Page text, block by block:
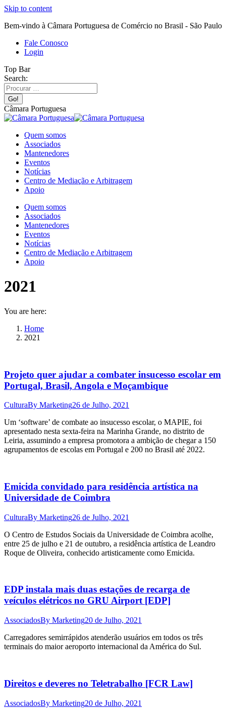
Skip to content
Bem-vindo à Câmara Portuguesa de Comércio no Brasil - São Paulo
Fale Conosco
Login
Top Bar
Search:
Câmara Portuguesa
Quem somos
Associados
Mantenedores
Eventos
Notícias
Centro de Mediação e Arbitragem
Apoio
Quem somos
Associados
Mantenedores
Eventos
Notícias
Centro de Mediação e Arbitragem
Apoio
2021
You are here:
Home
2021
Projeto quer ajudar a combater insucesso escolar em
Portugal, Brasil, Angola e Moçambique
CulturaBy Marketing26 de Julho, 2021
Um ‘software’ de combate ao insucesso escolar, o MAPIE, foi
apresentado nesta sexta-feira na Marinha Grande, no distrito de
Leiria, assumindo a empresa promotora a ambição de chegar a 150
agrupamentos de escolas em Portugal e 200 no Brasil até 2022.
Emicida convidado para residência artística na
Universidade de Coimbra
CulturaBy Marketing26 de Julho, 2021
O Centro de Estudos Sociais da Universidade de Coimbra acolhe,
entre 25 de julho e 21 de outubro, a residência artística de Leandro
Roque de Oliveira, conhecido artisticamente como Emicida.
EDP instala mais duas estações de recarga de
veículos elétricos no GRU Airport [EDP]
AssociadosBy Marketing20 de Julho, 2021
Carregadores semirrápidos atenderão usuários em todos os três
terminais do maior aeroporto internacional da América do Sul.
Direitos e deveres no Teletrabalho [FCR Law]
AssociadosBy Marketing20 de Julho, 2021